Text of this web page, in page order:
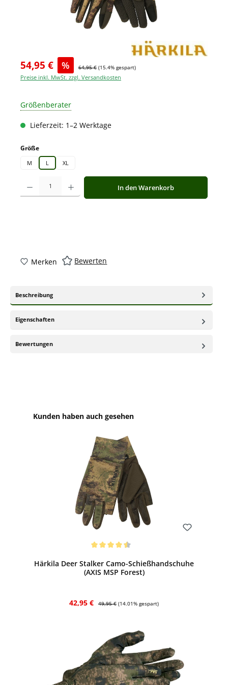
54,95 € % 64,95 € (15.4% gespart)
Preise inkl. MwSt. zzgl. Versandkosten
Größenberater
Lieferzeit: 1–2 Werktage
Größeauswählen
M L XL
Produkt Anzahl: Gib den gewünschten Wert ein oder benutze die
In den Warenkorb
Merken Bewerten
Beschreibung
Eigenschaften
Bewertungen
Produktgalerie überspringen
Kunden haben auch gesehen
Härkila Deer Stalker Camo-Schießhandschuhe
(AXIS MSP Forest)
Verkaufspreis:
42,95 € Regulärer Preis:
49,95 € (14.01% gespart)